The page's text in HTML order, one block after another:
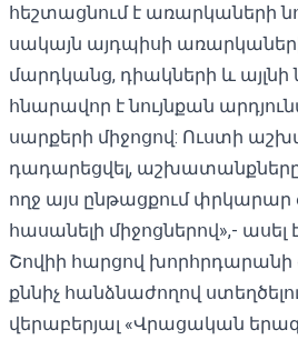
հեշտացնում է առարկաների
սակայն այդպիսի
մարդկանց, դիակների և այլնի
հնարավոր է նույնքան
սարքերի միջոցով: Ուստի
դադարեցվել, աշխատանքները
ողջ այս ընթացքում փրկարար
հասանելի միջոցներով»,- ասել
Շովիի հարցով
քննիչ հանձնաժողով
վերաբերյալ «Վրացական